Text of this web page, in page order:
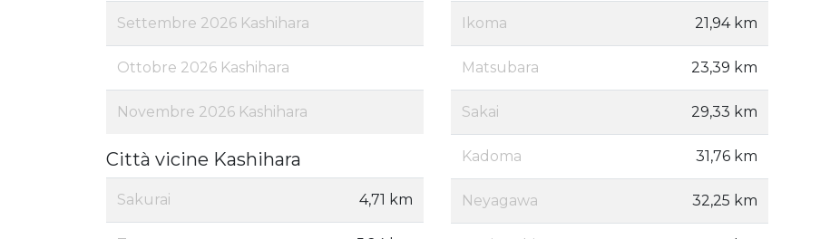
Settembre 2026 Kashihara
Ottobre 2026 Kashihara
Novembre 2026 Kashihara
Città vicine Kashihara
Sakurai 4,71 km
Ikoma 21,94 km
Matsubara 23,39 km
Sakai 29,33 km
Kadoma 31,76 km
Neyagawa 32,25 km